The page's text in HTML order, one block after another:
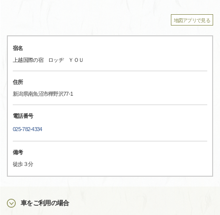
地図アプリで見る
宿名
上越国際の宿 ロッヂ ＹＯＵ
住所
新潟県南魚沼市樺野沢77-1
電話番号
025-782-4334
備考
徒歩３分
車をご利用の場合